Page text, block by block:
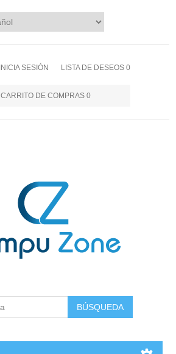
INICIA SESIÓN LISTA DE DESEOS 0
CARRITO DE COMPRAS 0
BÚSQUEDA